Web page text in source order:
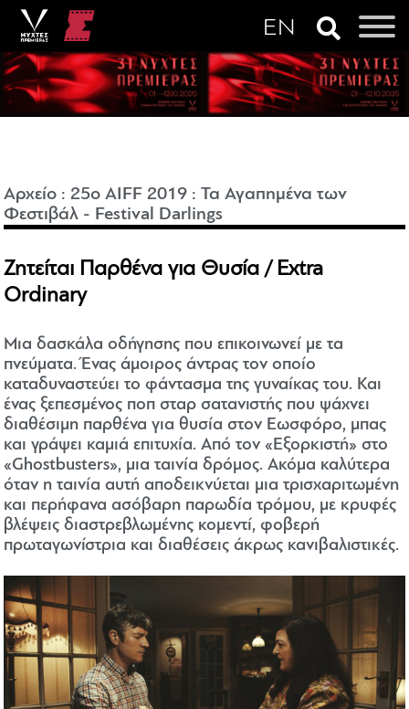
Αρχείο :25o AIFF 2019 :Τα Αγαπημένα των
Φεστιβάλ - Festival Darlings
Ζητείται Παρθένα για Θυσία / Extra
Ordinary
Μια δασκάλα οδήγησης που επικοινωνεί με τα
πνεύματα. Ένας άμοιρος άντρας τον οποίο
καταδυναστεύει το φάντασμα της γυναίκας του. Και
ένας ξεπεσμένος ποπ σταρ σατανιστής που ψάχνει
διαθέσιμη παρθένα για θυσία στον Εωσφόρο, μπας
και γράψει καμιά επιτυχία. Από τον «Εξορκιστή» στο
«Ghostbusters», μια ταινία δρόμος. Ακόμα καλύτερα
όταν η ταινία αυτή αποδεικνύεται μια τρισχαριτωμένη
και περήφανα ασόβαρη παρωδία τρόμου, με κρυφές
βλέψεις διαστρεβλωμένης κομεντί, φοβερή
πρωταγωνίστρια και διαθέσεις άκρως κανιβαλιστικές.